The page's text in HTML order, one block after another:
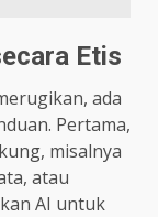
Etis
ada
Pertama,
misalnya
atau
AI untuk